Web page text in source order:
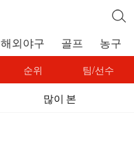
해외야구 골프 농구
순위 팀/선수
많이 본